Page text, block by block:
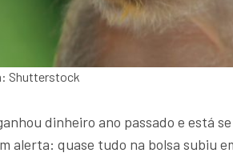
Shutterstock
dinheiro ano passado e está
alerta: quase tudo na bolsa subiu